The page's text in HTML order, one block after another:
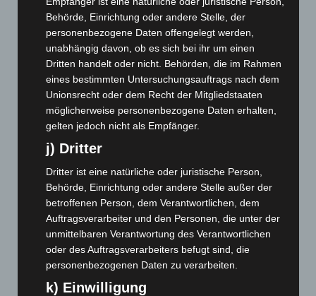
März 2023(174)
(154)
Januar 2023(140)
Dezember 2022(130)
November 2022(167)
Oktober 2022(166)
September 2022(205)
August 2022(166)
Juli 2022(133)
Juni 2022
(167)
Mai 2022(177)
April 2022(198)
März 2022(221)
Februar 2022(189)
Behörde, Einrichtung oder andere Stelle, der
personenbezogene Daten offengelegt werden,
unabhängig davon, ob es sich bei ihr um einen
Dritten handelt oder nicht. Behörden, die im Rahmen
eines bestimmten Untersuchungsauftrags nach dem
Unionsrecht oder dem Recht der Mitgliedstaaten
möglicherweise personenbezogene Daten erhalten,
gelten jedoch nicht als Empfänger.
j) Dritter
Dritter ist eine natürliche oder juristische Person,
Behörde, Einrichtung oder andere Stelle außer der
betroffenen Person, dem Verantwortlichen, dem
Auftragsverarbeiter und den Personen, die unter der
unmittelbaren Verantwortung des Verantwortlichen
oder des Auftragsverarbeiters befugt sind, die
personenbezogenen Daten zu verarbeiten.
k) Einwilligung